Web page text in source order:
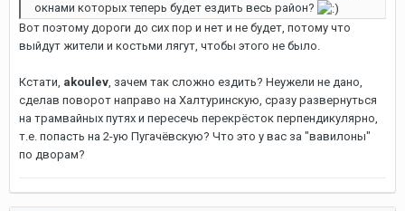
окнами которых теперь будет ездить весь район?
Вот поэтому дороги до сих пор и нет и не будет, потому что
выйдут жители и костьми лягут, чтобы этого не было.
Кстати, akoulev , зачем так сложно ездить? Неужели не дано,
сделав поворот направо на Халтуринскую, сразу развернуться
на трамвайных путях и пересечь перекрёсток перпендикулярно,
т.е. попасть на 2-ую Пугачёвскую? Что это у вас за "вавилоны"
по дворам?